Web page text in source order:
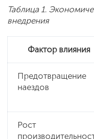
Таблица 1.
внедрения
Фактор влияния
Предотвращение
наездов
Рост